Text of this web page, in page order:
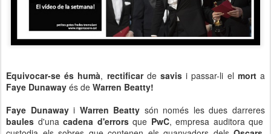
Equivocar-se és humà, rectificardesavisi passar-li el morta
Faye Dunaway és de Warren Beatty!
Faye Dunawayi Warren Beatty són només les dues darreres
baules d'unacadena d'errorsque PwC, empresa auditora que